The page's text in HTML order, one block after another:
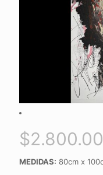
$2.800.00
MEDIDAS: 80cm x